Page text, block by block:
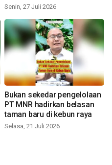
Senin, 27 Juli 2026
Bukan sekedar pengelolaan
PT MNR hadirkan belasan
taman baru di kebun raya
Selasa, 21 Juli 2026